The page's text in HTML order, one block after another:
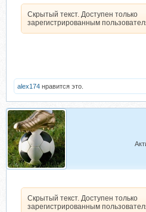
Скрытый текст. Доступен только
зарегистрированным
alex174 нравится это.
Скрытый текст. Доступен только
зарегистрированным